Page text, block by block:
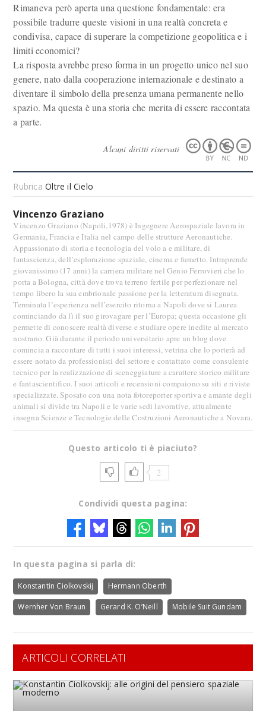
Rimaneva però aperta una questione fondamentale: era
possibile tradurre queste visioni in una realtà concreta e
condivisa, capace di superare la competizione geopolitica e i
limiti economici?
La risposta avrebbe preso forma in un progetto unico nel suo
genere, nato dalla cooperazione internazionale e destinato a
diventare il simbolo della presenza umana permanente nello
spazio. Ma questa è una storia che merita di essere raccontata
a parte.
Alcuni diritti riservati
RubricaOltre il Cielo
Vincenzo Graziano
Vincenzo Graziano (Napoli,1978) è Ingegnere Aerospaziale lavora in
Germania, Francia e Italia nel campo delle strutture Aeronautiche.
Appassionato di storia e tecnologia del volo a e militare, di
fantascienza, dell’esplorazione spaziale, cinema e fumetto. Intraprende
giovanissimo (17 anni) la carriera militare nel Genio Ferrovieri che lo
porta a Bologna, città dove trova terreno fertile per perfezionare nel
tempo libero la sua embrionale passione per la letteratura disegnata.
Terminata l’esperienza nell’esercito ritorna a Napoli dove si Laurea
cominciando da lì il suo girovagare per l’Europa; questa occasione gli
permette di conoscere realtà diverse e studiare opere inedite al mercato
nostrano. Già durante il periodo universitario apre un blog dove
comincia a raccontare di tutti i suoi interessi, vetrina che lo porterà ad
essere notato da professionisti del settore e contattato come consulente
tecnico per la realizzazione di sceneggiature a carattere storico militare
e fantascientifico. I suoi articoli e recensioni compaiono su siti e riviste
specializzate. Sposato con una nota fotoreporter sportiva e amante degli
animali si divide tra Napoli e le varie sedi lavorative, attualmente
insegna Scienze e Tecnologie delle Costruzioni Aeronautiche a Novara.
Questo articolo ti è piaciuto?
2
Condividi questa pagina:
In questa pagina si parla di:
Konstantin Ciolkovskij Hermann Oberth
Wernher Von Braun Gerard K. O’Neill Mobile Suit Gundam
ARTICOLI CORRELATI